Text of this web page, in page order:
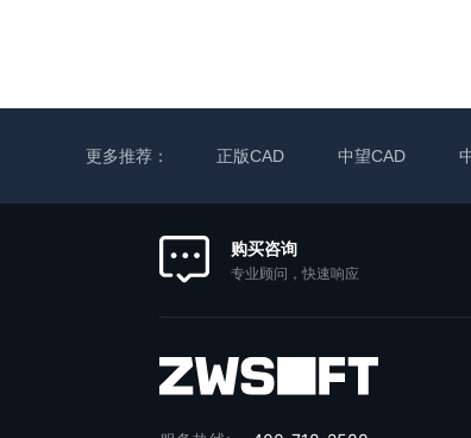
更多推荐： 正版CAD 中望CAD
购买咨询
专业顾问，快速响应